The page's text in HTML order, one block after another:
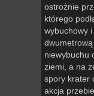
ostrożnie
którego
wybuchowy
niewybuchu
ziemi, a na
spory krater
akcja